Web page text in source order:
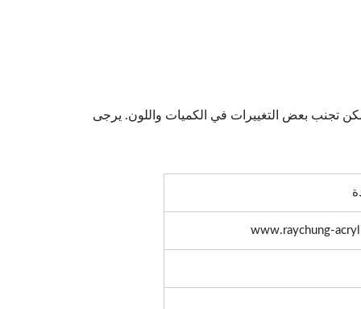
تجنب بعض التغييرات في الكميات واللون. يرجى
www.raychung-